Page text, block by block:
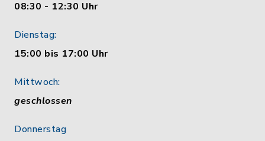
08:30 - 12:30 Uhr
Dienstag:
15:00 bis 17:00 Uhr
Mittwoch:
geschlossen
Donnerstag